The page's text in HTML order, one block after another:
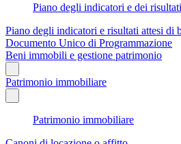
Piano degli indicatori e dei
Piano degli indicatori e risultati attesi di
Documento Unico di Programmazione
Beni immobili e gestione patrimonio
Patrimonio immobiliare
Patrimonio immobiliare